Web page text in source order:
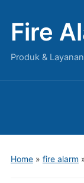
Fire
Produk &
Home» fire alarm